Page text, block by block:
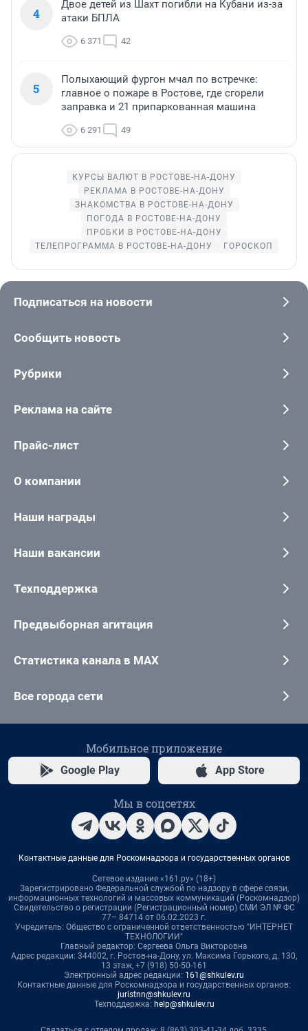
4
Двое детей из Шахт погибли на Кубани из-за
атаки БПЛА
6 371 42
5
Полыхающий фургон мчал по встречке:
главное о пожаре в Ростове, где сгорели
заправка и 21 припаркованная машина
6 291 49
КУРСЫ ВАЛЮТ В РОСТОВЕ-НА-ДОНУ
РЕКЛАМА В РОСТОВЕ-НА-ДОНУ
ЗНАКОМСТВА В РОСТОВЕ-НА-ДОНУ
ПОГОДА В РОСТОВЕ-НА-ДОНУ
ПРОБКИ В РОСТОВЕ-НА-ДОНУ
ТЕЛЕПРОГРАММА В РОСТОВЕ-НА-ДОНУ
ГОРОСКОП
Подписаться на новости
Сообщить новость
Рубрики
Реклама на сайте
Прайс-лист
О компании
Наши награды
Наши вакансии
Техподдержка
Предвыборная агитация
Статистика канала в MAX
Все города сети
Мобильное приложение
Google Play App Store
Мы в соцсетях
Контактные данные для Роскомнадзора и государственных органов
Сетевое издание «161.ру» (18+)
Зарегистрировано Федеральной службой по надзору в сфере связи,
информационных технологий и массовых коммуникаций (Роскомнадзор)
Свидетельство о регистрации (Регистрационный номер) СМИ ЭЛ № ФС
77– 84714 от 06.02.2023 г.
Учредитель: Общество с ограниченной ответственностью "ИНТЕРНЕТ
ТЕХНОЛОГИИ"
Главный редактор: Сергеева Ольга Викторовна
Адрес редакции: 344002, г. Ростов-на-Дону, ул. Максима Горького, д. 130,
13 этаж, +7 (918) 50-50-161
Электронный адрес редакции: 161@shkulev.ru
Контактные данные для Роскомнадзора и государственных органов:
juristnn@shkulev.ru
Техподдержка: help@shkulev.ru